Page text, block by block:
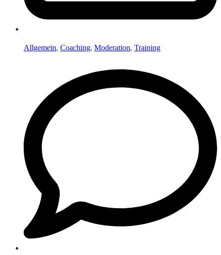
Allgemein, Coaching, Moderation, Training